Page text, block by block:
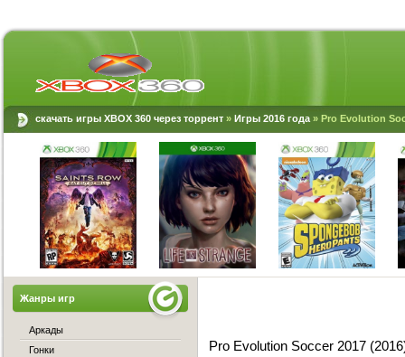
скачать игры XBOX 360 через торрент » Игры 2016 года » Pro Evolution
Pro Evolution Soccer 2017
Жанры игр
Аркады
Гонки